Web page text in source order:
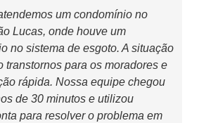
um condomínio no
Lucas, onde houve um
no sistema de esgoto. A situação
transtornos para os moradores e
rápida. Nossa equipe chegou
de 30 minutos e utilizou
para resolver o problema em